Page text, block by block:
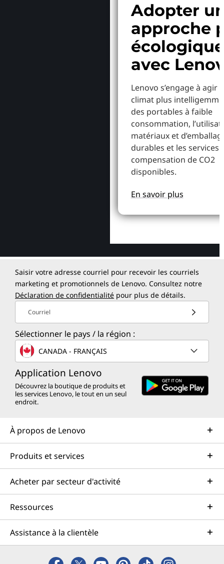
Adopter
approche
écologique
avec
Lenovo s’engage à agir
climat plus
des portables à faible
consommation,
matériaux et
durables et les services
compensation de CO2
disponibles.
En savoir plus
Saisir votre adresse courriel pour recevoir les courriels
marketing et promotionnels de Lenovo. Consultez notre
Déclaration de confidentialité pour plus de détails.
Courriel
Sélectionner le pays / la région :
CANADA - FRANÇAIS
Application Lenovo
Découvrez la boutique de produits et
les services Lenovo, le tout en un seul
endroit.
À propos de Lenovo
Produits et services
Acheter par secteur d'activité
Ressources
Assistance à la clientèle